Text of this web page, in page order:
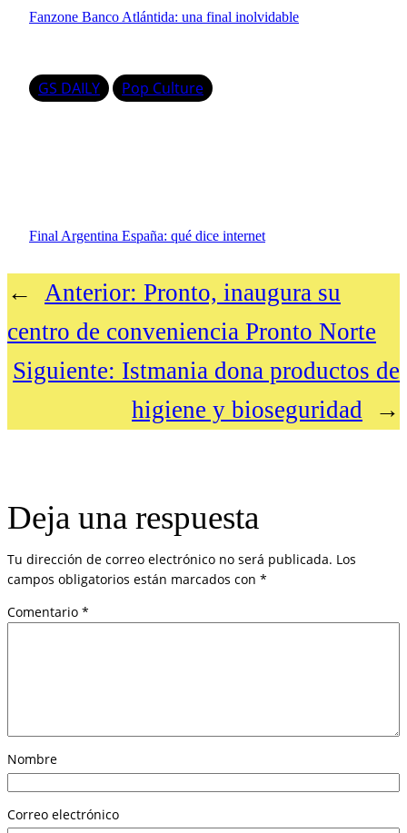
Fanzone Banco Atlántida: una final inolvidable
GS DAILY Pop Culture
Final Argentina España: qué dice internet
← Anterior: Pronto, inaugura su
centro de conveniencia Pronto Norte
Siguiente: Istmania dona productos de
higiene y bioseguridad
→
Deja una respuesta
Tu dirección de correo electrónico no será publicada. Los
campos obligatorios están marcados con *
Comentario *
Nombre
Correo electrónico